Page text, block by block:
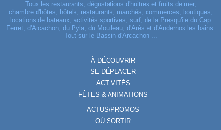
Tous les restaurants, dégustations d'huitres et fruits de mer,
chambre d'hôtes, hôtels, restaurants, marchés, commerces, boutiques,
locations de bateaux, activités sportives, surf, de la Presqu'île du Cap
Ferret, d'Arcachon, du Pyla, du Moulleau, d'Arès et d'Andernos les bains.
Tout sur le Bassin d'Arcachon ...
À DÉCOUVRIR
SE DÉPLACER
ACTIVITÉS
FÊTES & ANIMATIONS
ACTUS/PROMOS
OÙ SORTIR